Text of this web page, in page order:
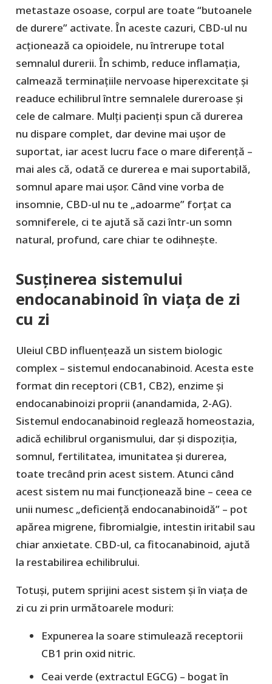
metastaze osoase, corpul are toate “butoanele
de durere” activate. În aceste cazuri, CBD-ul nu
acționează ca opioidele, nu întrerupe total
semnalul durerii. În schimb, reduce inflamația,
calmează terminațiile nervoase hiperexcitate și
readuce echilibrul între semnalele dureroase și
cele de calmare. Mulți pacienți spun că durerea
nu dispare complet, dar devine mai ușor de
suportat, iar acest lucru face o mare diferență –
mai ales că, odată ce durerea e mai suportabilă,
somnul apare mai ușor. Când vine vorba de
insomnie, CBD-ul nu te „adoarme” forțat ca
somniferele, ci te ajută să cazi într-un somn
natural, profund, care chiar te odihnește.
Susținerea sistemului
endocanabinoid în viața de zi
cu zi
Uleiul CBD influențează un sistem biologic
complex – sistemul endocanabinoid. Acesta este
format din receptori (CB1, CB2), enzime și
endocanabinoizi proprii (anandamida, 2-AG).
Sistemul endocanabinoid reglează homeostazia,
adică echilibrul organismului, dar și dispoziția,
somnul, fertilitatea, imunitatea și durerea,
toate trecând prin acest sistem. Atunci când
acest sistem nu mai funcționează bine – ceea ce
unii numesc „deficiență endocanabinoidă” – pot
apărea migrene, fibromialgie, intestin iritabil sau
chiar anxietate. CBD-ul, ca fitocanabinoid, ajută
la restabilirea echilibrului.
Totuși, putem sprijini acest sistem și în viața de
zi cu zi prin următoarele moduri:
Expunerea la soare stimulează receptorii
CB1 prin oxid nitric.
Ceai verde (extractul EGCG) – bogat în